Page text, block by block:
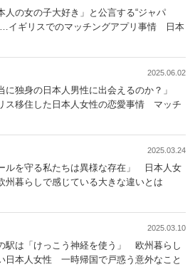
人の女の子大好き」と公言する“ジャパ
…イギリスでのマッチングアプリ事情 日本
2025.06.02
に独身の日本人男性に出会えるのか？」
ス移住した日本人女性の恋愛事情 マッチ
2025.03.24
ルを守る私たちは異様な存在」 日本人女
州暮らしで感じている大きな違いとは
2025.03.10
駅は「けっこう神経を使う」 欧州暮らし
日本人女性 一時帰国で戸惑う意外なこと